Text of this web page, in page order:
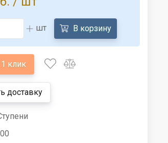
шт В корзину
клик
доставку